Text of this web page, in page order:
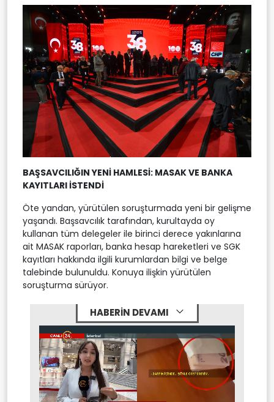
BAŞSAVCILIĞIN YENİ HAMLESİ: MASAK VE BANKA
KAYITLARI İSTENDİ
Öte yandan, yürütülen soruşturmada yeni bir gelişme
yaşandı. Başsavcılık tarafından, kurultayda oy
kullanan tüm delegeler ile birinci derece yakınlarına
ait MASAK raporları, banka hesap hareketleri ve SGK
kayıtları hakkında ilgili kurumlardan bilgi ve belge
talebinde bulunuldu. Konuya ilişkin yürütülen
soruşturma sürüyor.
HABERİN DEVAMI